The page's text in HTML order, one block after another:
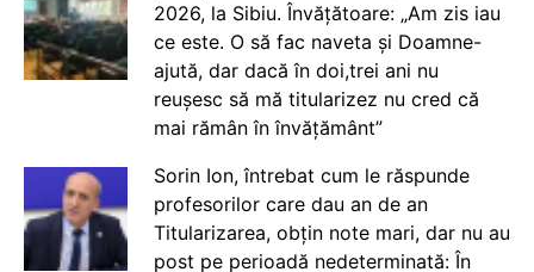
2026, la Sibiu. Învățătoare: „Am zis iau
ce este. O să fac naveta și Doamne-
ajută, dar dacă în doi,trei ani nu
reușesc să mă titularizez nu cred că
mai rămân în învățământ”
Sorin Ion, întrebat cum le răspunde
profesorilor care dau an de an
Titularizarea, obțin note mari, dar nu au
post pe perioadă nedeterminată: În